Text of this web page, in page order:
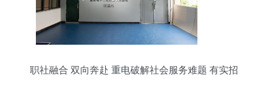
职社融合 双向奔赴 重电破解社会服务难题 有实招